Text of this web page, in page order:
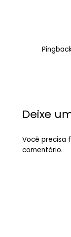
Deixe
Você precisa
comentário.